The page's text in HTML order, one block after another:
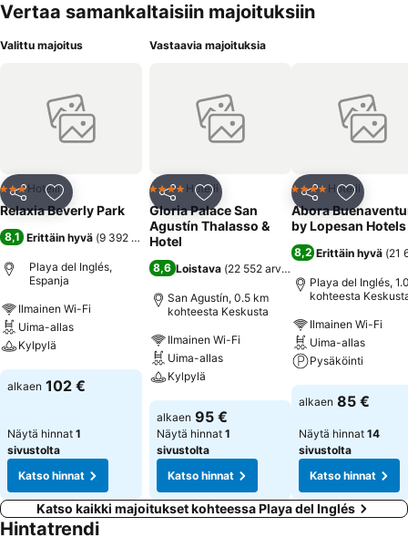
Vertaa samankaltaisiin majoituksiin
Valittu majoitus
Jaa Lisää suosikkeihin
3 Tähtiluokitus
Hotelli
Relaxia Beverly Park
8,1 Erittäin hyvä (9 392 arviota)
Playa del Inglés,
Espanja
Ilmainen Wi-Fi
Uima-allas
Kylpylä
Katso hinnat
alkaen 102 €
Näytä hinnat 1
sivustolta
Katso hinnat
Vastaavia majoituksia
Jaa Lisää suosikkeihin
4 Tähtiluokitus
Hotelli
Gloria Palace San
Agustín Thalasso &
Hotel
8,6 Loistava (22 552 arviota
San Agustín, 0.5 km
kohteesta Keskusta
Ilmainen Wi-Fi
Uima-allas
Kylpylä
Katso hinnat
alkaen 95 €
Näytä hinnat 1
sivustolta
Katso hinnat
Jaa Lisää
4 Tähtiluokitus
Hotelli
Abora
by Lopesan Hotels
8,2 Erittäin hyvä (21
Playa del Inglés,
kohteesta
Ilmainen Wi-Fi
Uima-allas
Pysäköinti
Katso hinnat
alkaen 85 €
Näytä hinnat 14
sivustolta
Katso hinnat
Katso kaikki majoitukset kohteessa Playa del Inglés
Hintatrendi